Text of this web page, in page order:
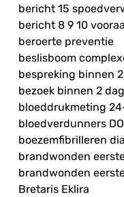
bericht 15
bericht 8 9 10
beroerte preventie
beslisboom
bespreking binnen
bezoek binnen 2
bloeddrukmeting
bloedverdunners
boezemfibrilleren
brandwonden
brandwonden
Bretaris Eklira